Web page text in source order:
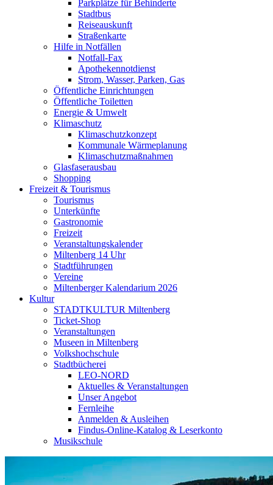
Parkplätze für Behinderte
Stadtbus
Reiseauskunft
Straßenkarte
Hilfe in Notfällen
Notfall-Fax
Apothekennotdienst
Strom, Wasser, Parken, Gas
Öffentliche Einrichtungen
Öffentliche Toiletten
Energie & Umwelt
Klimaschutz
Klimaschutzkonzept
Kommunale Wärmeplanung
Klimaschutzmaßnahmen
Glasfaserausbau
Shopping
Freizeit & Tourismus
Tourismus
Unterkünfte
Gastronomie
Freizeit
Veranstaltungskalender
Miltenberg 14 Uhr
Stadtführungen
Vereine
Miltenberger Kalendarium 2026
Kultur
STADTKULTUR Miltenberg
Ticket-Shop
Veranstaltungen
Museen in Miltenberg
Volkshochschule
Stadtbücherei
LEO-NORD
Aktuelles & Veranstaltungen
Unser Angebot
Fernleihe
Anmelden & Ausleihen
Findus-Online-Katalog & Leserkonto
Musikschule